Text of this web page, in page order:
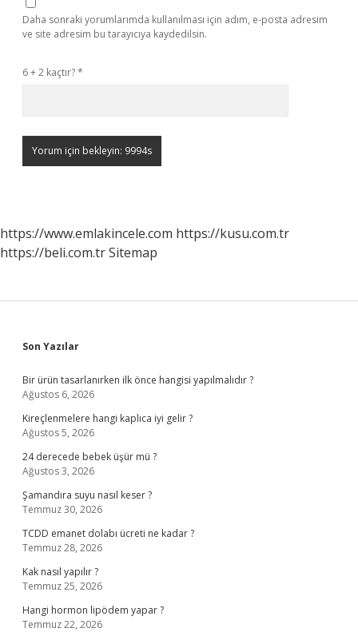
Daha sonraki yorumlarımda kullanılması için adım, e-posta adresim
ve site adresim bu tarayıcıya kaydedilsin.
6 + 2 kaçtır?*
https://www.emlakincele.com https://kusu.com.tr
https://beli.com.trSitemap
Sidebar
Son Yazılar
Bir ürün tasarlanırken ilk önce hangisi yapılmalıdır ?
Ağustos 6, 2026
Kireçlenmelere hangi kaplıca iyi gelir ?
Ağustos 5, 2026
24 derecede bebek üşür mü ?
Ağustos 3, 2026
Şamandıra suyu nasıl keser ?
Temmuz 30, 2026
TCDD emanet dolabı ücreti ne kadar ?
Temmuz 28, 2026
Kak nasıl yapılır ?
Temmuz 25, 2026
Hangi hormon lipödem yapar ?
Temmuz 22, 2026